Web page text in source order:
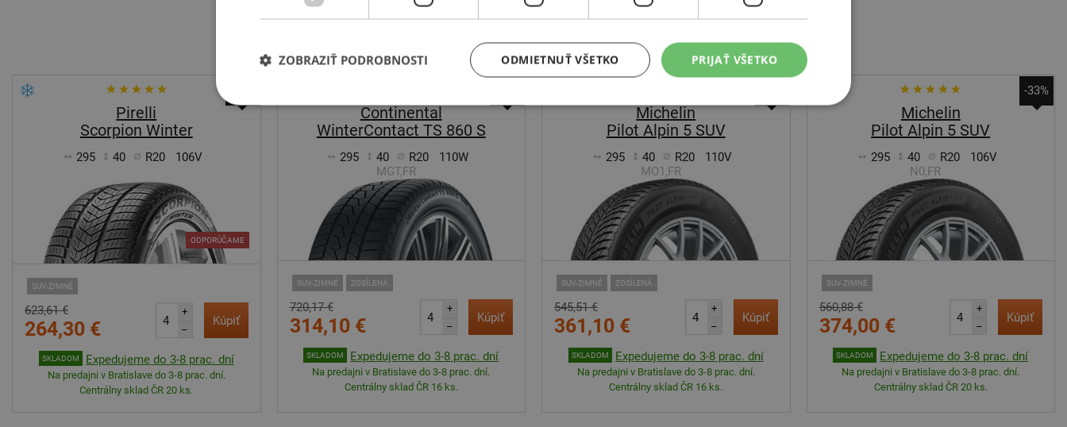
Súvisiace produkty
Pirelli
Scorpion Winter
295 40 R20 106V
SUV-ZIMNÉ
ODPORÚČAME
623,61 €
264,30 €
+
–
Kúpiť
SKLADOM Expedujeme do 3-8 prac. dní
Na predajni v Bratislave do 3-8 prac. dní.
Centrálny sklad ČR 20 ks.
Continental
WinterContact TS 860 S
295 40 R20
110W
MGT,FR
SUV-ZIMNÉ ZOSÍLENÁ
720,17 €
314,10 €
+
–
Kúpiť
SKLADOM Expedujeme do 3-8 prac. dní
Na predajni v Bratislave do 3-8 prac. dní.
Centrálny sklad ČR 16 ks.
Michelin
Pilot Alpin 5 SUV
295 40 R20
110V
MO1,FR
SUV-ZIMNÉ ZOSÍLENÁ
545,51 €
361,10 €
+
–
Kúpiť
SKLADOM Expedujeme do 3-8 prac. dní
Na predajni v Bratislave do 3-8 prac. dní.
Centrálny sklad ČR 16 ks.
-33%
Michelin
Pilot Alpin 5 SUV
295 40 R20
106V
N0,FR
SUV-ZIMNÉ
560,88 €
374,00 €
+
–
Kúpiť
SKLADOM Expedujeme do 3-8 prac. dní
Na predajni v Bratislave do 3-8 prac. dní.
Centrálny sklad ČR 20 ks.
PRIJAŤ VŠETKO
ODMIETNUŤ VŠETKO
ZOBRAZIŤ PODROBNOSTI